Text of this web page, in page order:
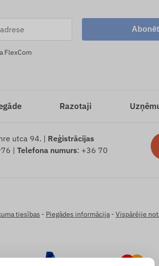
Abonēt
FlexCom
Razotaji
utca 94. | Reģistrācijas
| Telefona numurs: +36 70
tiesības - Piegādes informācija - Vispārējie